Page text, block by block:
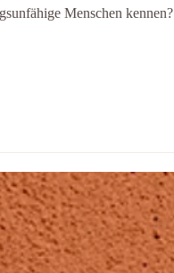
Menschen kennen?